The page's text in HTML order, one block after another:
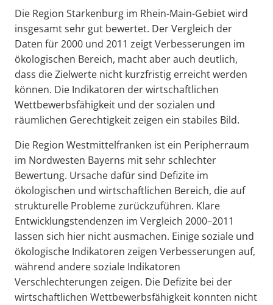
Die Region Starkenburg im Rhein-Main-Gebiet wird
insgesamt sehr gut bewertet. Der Vergleich der
Daten für 2000 und 2011 zeigt Verbesserungen im
ökologischen Bereich, macht aber auch deutlich,
dass die Zielwerte nicht kurzfristig erreicht werden
können. Die Indikatoren der wirtschaftlichen
Wettbewerbsfähigkeit und der sozialen und
räumlichen Gerechtigkeit zeigen ein stabiles Bild.
Die Region Westmittelfranken ist ein Peripherraum
im Nordwesten Bayerns mit sehr schlechter
Bewertung. Ursache dafür sind Defizite im
ökologischen und wirtschaftlichen Bereich, die auf
strukturelle Probleme zurückzuführen. Klare
Entwicklungstendenzen im Vergleich 2000–2011
lassen sich hier nicht ausmachen. Einige soziale und
ökologische Indikatoren zeigen Verbesserungen auf,
während andere soziale Indikatoren
Verschlechterungen zeigen. Die Defizite bei der
wirtschaftlichen Wettbewerbsfähigkeit konnten nicht